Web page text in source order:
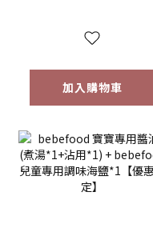
寶寶粥( 蓮藕雞肉粥
加入購物車